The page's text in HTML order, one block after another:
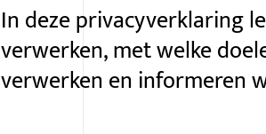
In deze privacyverklaring
verwerken, met welke
verwerken en informeren